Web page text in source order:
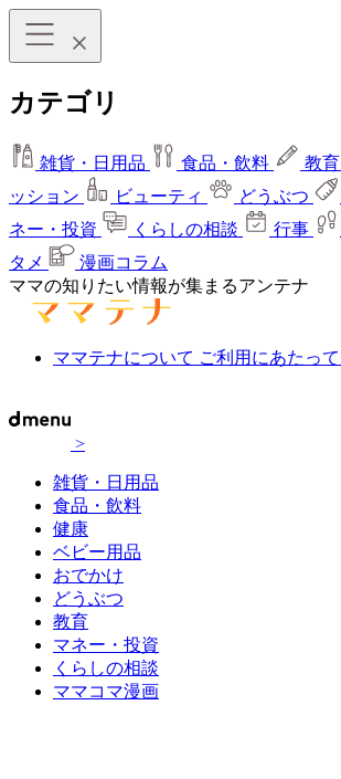
カテゴリ
雑貨・日用品 食品・飲料 教育
ッション
ビューティ どうぶつ
ネー・投資
くらしの相談 行事
タメ
漫画コラム
ママの知りたい情報が集まるアンテナ
ママテナについて ご利用にあたって
>
雑貨・日用品
食品・飲料
健康
ベビー用品
おでかけ
どうぶつ
教育
マネー・投資
くらしの相談
ママコマ漫画